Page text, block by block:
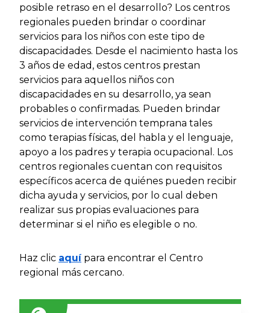
posible retraso en el desarrollo? Los centros
regionales pueden brindar o coordinar
servicios para los niños con este tipo de
discapacidades. Desde el nacimiento hasta los
3 años de edad, estos centros prestan
servicios para aquellos niños con
discapacidades en su desarrollo, ya sean
probables o confirmadas. Pueden brindar
servicios de intervención temprana tales
como terapias físicas, del habla y el lenguaje,
apoyo a los padres y terapia ocupacional. Los
centros regionales cuentan con requisitos
específicos acerca de quiénes pueden recibir
dicha ayuda y servicios, por lo cual deben
realizar sus propias evaluaciones para
determinar si el niño es elegible o no.
Haz clic aquípara encontrar el Centro
regional más cercano.